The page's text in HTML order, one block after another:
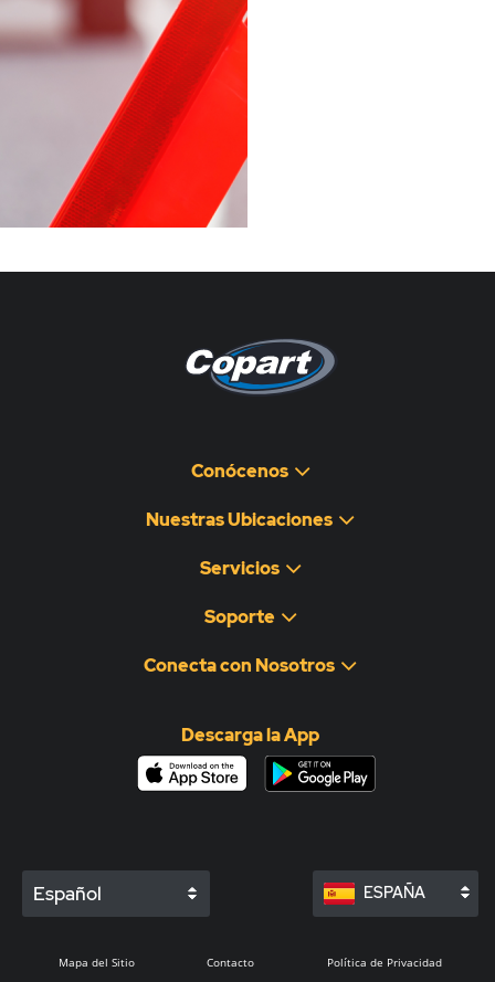
Pagina non disponibile
هذه الصفحة غير متوفرة
Conócenos
Nuestras Ubicaciones
Servicios
Soporte
Conecta con Nosotros
Descarga la App
Español ESPAÑA
Mapa del Sitio Contacto Política de Privacidad